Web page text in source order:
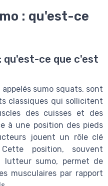
: qu'est-ce
qu'est-ce que c'est
sumo squats, sont
classiques qui sollicitent
des cuisses et des
à une position des pieds
jouent un rôle clé
position, souvent
lutteur sumo, permet de
musculaires par rapport